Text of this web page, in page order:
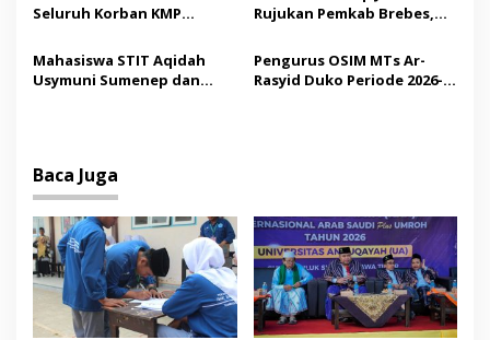
Seluruh Korban KMP
Operator Diaudit
Rujukan Pemkab Brebes,
Pendidikan Berbasis
Budaya
Mahasiswa STIT Aqidah
Usymuni Sumenep dan
Pengurus OSIM MTs Ar-
Rasyid Duko Periode 2026-
Baca Juga